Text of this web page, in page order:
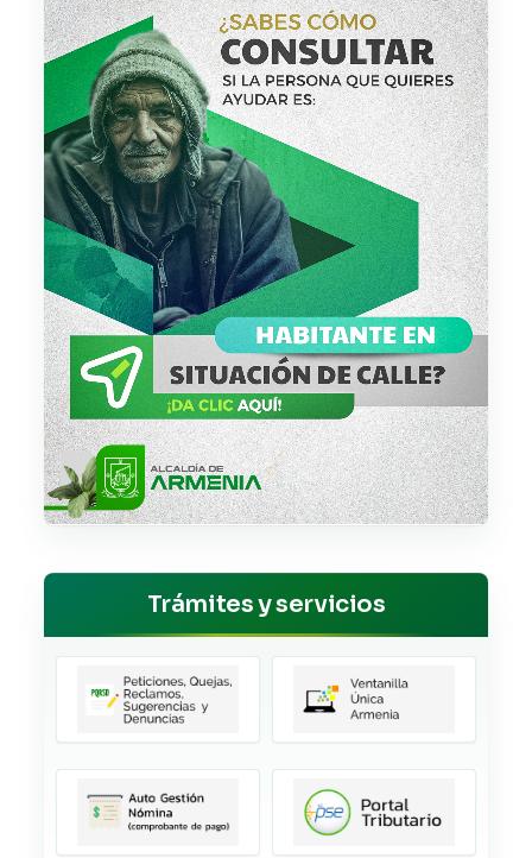
Trámites y servicios